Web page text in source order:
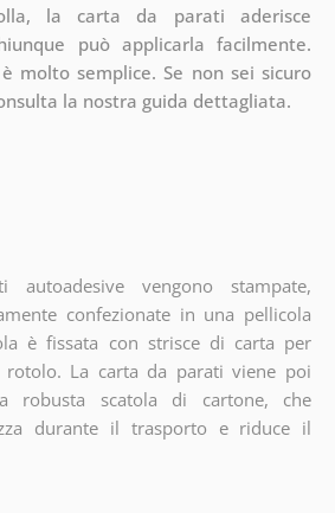
la carta da parati aderisce
può applicarla facilmente.
molto semplice. Se non sei sicuro
la nostra guida dettagliata.
vengono stampate,
confezionate in una pellicola
è fissata con strisce di carta per
rotolo. La carta da parati viene poi
robusta scatola di cartone, che
durante il trasporto e riduce il